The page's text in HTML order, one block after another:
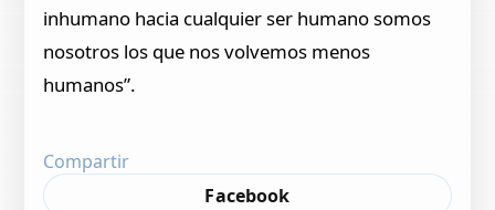
inhumano hacia cualquier ser humano somos
nosotros los que nos volvemos menos
humanos”.
Compartir
Facebook